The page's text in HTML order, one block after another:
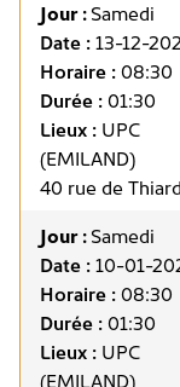
Jour :Samedi
Date :13-12-
Horaire :08:30
Durée :01:30
Lieux : UPC
(EMILAND)
40 rue de
Jour :Samedi
Date :10-01-
Horaire :08:30
Durée :01:30
Lieux : UPC
(EMILAND)